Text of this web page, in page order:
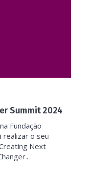
Summit 2024
Fundação
realizar o seu
Next